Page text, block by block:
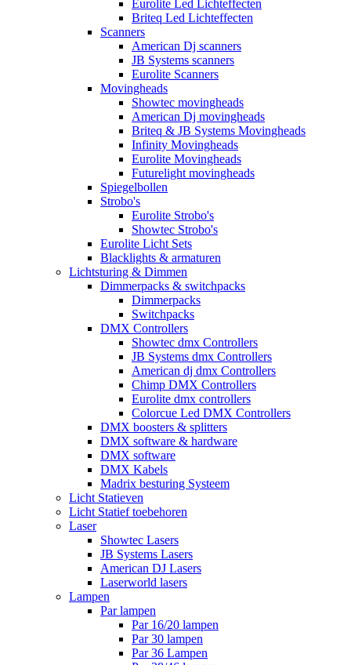
Eurolite Led Lichteffecten
Briteq Led Lichteffecten
Scanners
American Dj scanners
JB Systems scanners
Eurolite Scanners
Movingheads
Showtec movingheads
American Dj movingheads
Briteq & JB Systems Movingheads
Infinity Movingheads
Eurolite Movingheads
Futurelight movingheads
Spiegelbollen
Strobo's
Eurolite Strobo's
Showtec Strobo's
Eurolite Licht Sets
Blacklights & armaturen
Lichtsturing & Dimmen
Dimmerpacks & switchpacks
Dimmerpacks
Switchpacks
DMX Controllers
Showtec dmx Controllers
JB Systems dmx Controllers
American dj dmx Controllers
Chimp DMX Controllers
Eurolite dmx controllers
Colorcue Led DMX Controllers
DMX boosters & splitters
DMX software & hardware
DMX software
DMX Kabels
Madrix besturing Systeem
Licht Statieven
Licht Statief toebehoren
Laser
Showtec Lasers
JB Systems Lasers
American DJ Lasers
Laserworld lasers
Lampen
Par lampen
Par 16/20 lampen
Par 30 lampen
Par 36 Lampen